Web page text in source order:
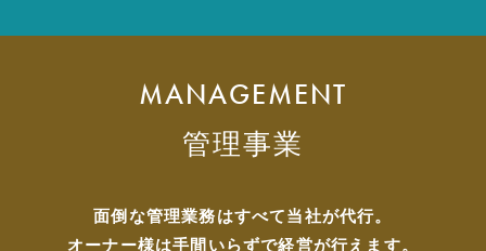
MANAGEMENT
管理事業
面倒な管理業務はすべて当社が代行。
オーナー様は手間いらずで経営が行えます。